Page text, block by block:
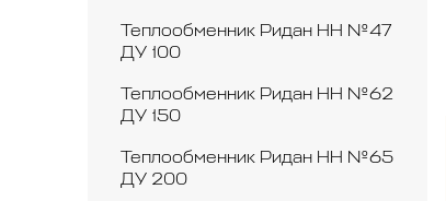
Теплообменник Ридан НН №47
ДУ 100
Теплообменник Ридан НН №62
ДУ 150
Теплообменник Ридан НН №65
ДУ 200